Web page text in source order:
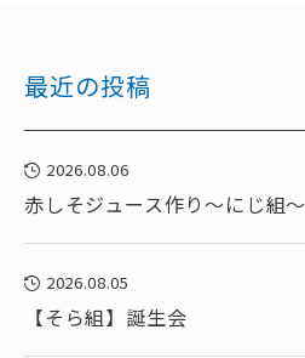
最近の投稿
2026.08.06
赤しそジュース作り～にじ組～
2026.08.05
【そら組】誕生会